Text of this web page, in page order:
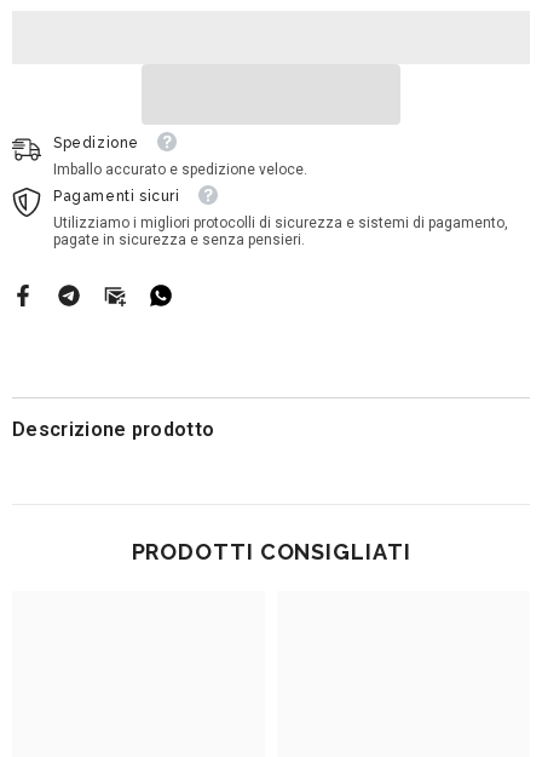
Spedizione
Imballo accurato e spedizione veloce.
Pagamenti sicuri
Utilizziamo i migliori protocolli di sicurezza e sistemi di pagamento,
pagate in sicurezza e senza pensieri.
Descrizione prodotto
PRODOTTI CONSIGLIATI